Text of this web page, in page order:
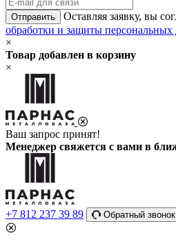
Отправить Оставляя заявку, вы
обработки и защиты
×
Товар добавлен в корзину
×
Ваш запрос принят!
Менеджер свяжется с вами в
+7 812 237 39 89 Обратный звонок